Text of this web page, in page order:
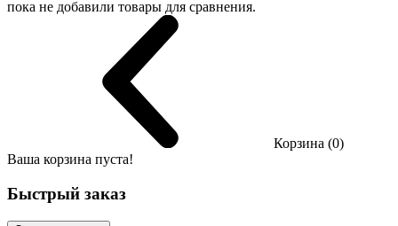
пока не добавили товары для сравнения.
Корзина (0)
Ваша корзина пуста!
Быстрый заказ